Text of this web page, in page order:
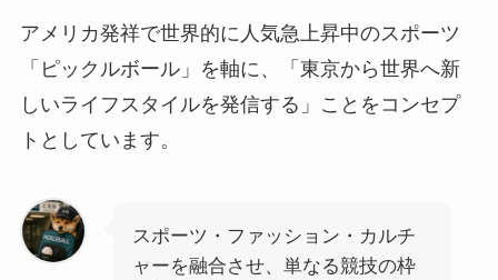
アメリカ発祥で世界的に人気急上昇中のスポーツ
「ピックルボール」を軸に、「東京から世界へ新
しいライフスタイルを発信する」ことをコンセプ
トとしています。
スポーツ・ファッション・カルチ
ャーを融合させ、単なる競技の枠